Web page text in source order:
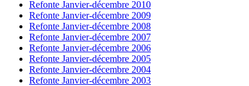
Refonte Janvier-décembre 2010
Refonte Janvier-décembre 2009
Refonte Janvier-décembre 2008
Refonte Janvier-décembre 2007
Refonte Janvier-décembre 2006
Refonte Janvier-décembre 2005
Refonte Janvier-décembre 2004
Refonte Janvier-décembre 2003